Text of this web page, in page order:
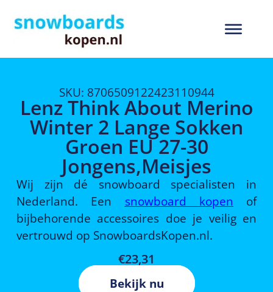
SKU: 8706509122423110944
Lenz Think About Merino
Winter 2 Lange Sokken
Groen EU 27-30
Jongens,Meisjes
Wij zijn dé snowboard specialisten in
Nederland. Een snowboard kopen of
bijbehorende accessoires doe je veilig en
vertrouwd op SnowboardsKopen.nl.
€23,31
Bekijk nu